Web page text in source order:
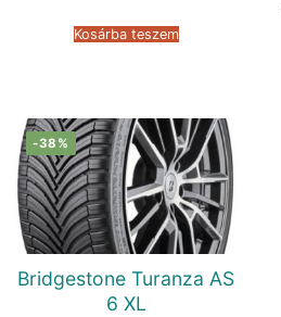
89.929 Ft.
Kosárba teszem
-38%
Bridgestone Turanza AS
6 XL